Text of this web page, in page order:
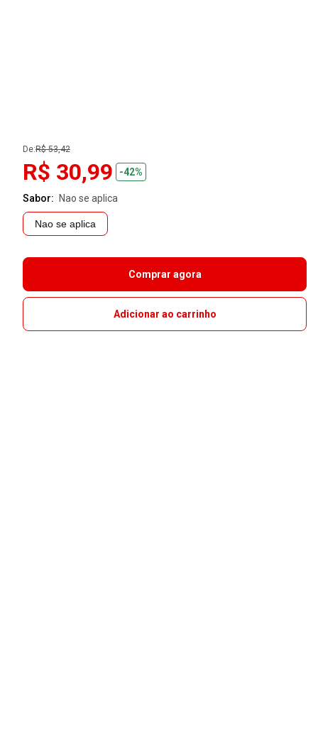
De:R$ 53,42
R$ 30,99 -42%
Sabor: nao se aplica
Nao se aplica
Comprar agora
Adicionar ao carrinho